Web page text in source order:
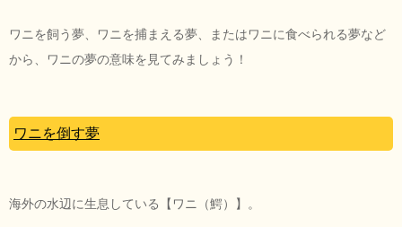
ワニを飼う夢、ワニを捕まえる夢、またはワニに食べられる夢など
から、ワニの夢の意味を見てみましょう！
ワニを倒す夢
海外の水辺に生息している【ワニ（鰐）】。